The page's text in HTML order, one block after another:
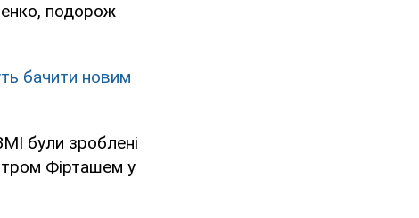
подорож
бачити новим
були зроблені
Фірташем у